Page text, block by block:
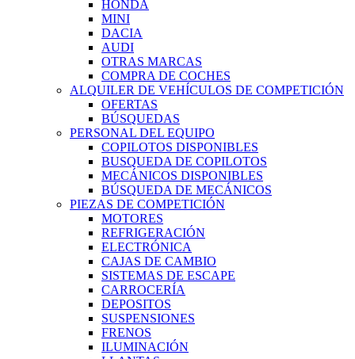
HONDA
MINI
DACIA
AUDI
OTRAS MARCAS
COMPRA DE COCHES
ALQUILER DE VEHÍCULOS DE COMPETICIÓN
OFERTAS
BÚSQUEDAS
PERSONAL DEL EQUIPO
COPILOTOS DISPONIBLES
BUSQUEDA DE COPILOTOS
MECÁNICOS DISPONIBLES
BÚSQUEDA DE MECÁNICOS
PIEZAS DE COMPETICIÓN
MOTORES
REFRIGERACIÓN
ELECTRÓNICA
CAJAS DE CAMBIO
SISTEMAS DE ESCAPE
CARROCERÍA
DEPOSITOS
SUSPENSIONES
FRENOS
ILUMINACIÓN